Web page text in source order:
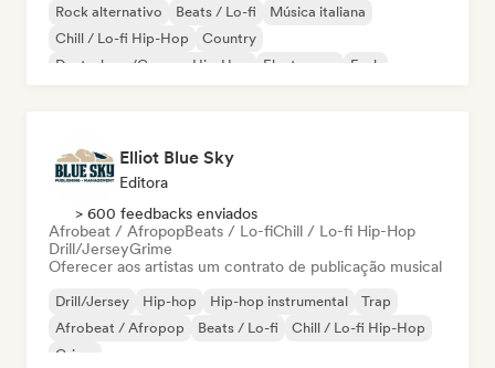
Rock alternativo Beats / Lo-fi
Música italiana
Chill / Lo-fi Hip-Hop
Country
Deutschrap/German Hip-Hop
Electropop Funk
Elliot Blue Sky
Editora
> 600 feedbacks enviados
Afrobeat / AfropopBeats / Lo-fiChill / Lo-fi Hip-Hop
Drill/JerseyGrime
Oferecer aos artistas um contrato de publicação musical
Drill/Jersey Hip-hop Hip-hop instrumental
Trap
Afrobeat / Afropop
Beats / Lo-fi
Chill / Lo-fi Hip-Hop
Grime